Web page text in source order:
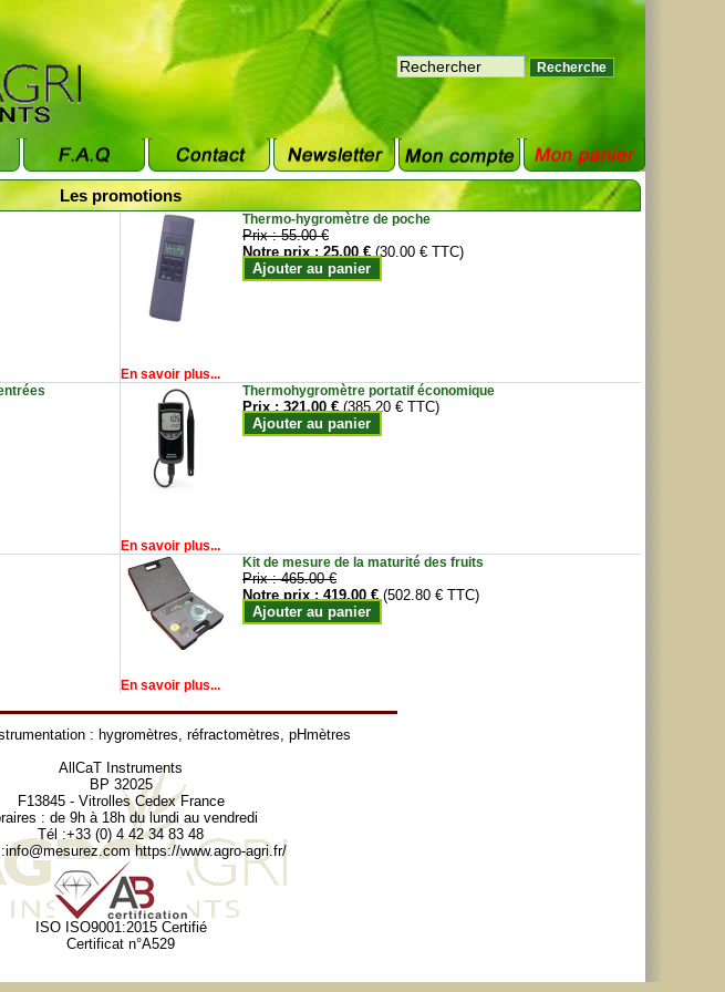
Les promotions
Thermo-hygromètre de poche
Prix :55.00 €
Notre prix :25.00 € (30.00 € TTC)
Ajouter au panier
En savoir plus...
Thermohygromètre portatif économique
Prix :321.00 € (385.20 € TTC)
Ajouter au panier
En savoir plus...
Kit de mesure de la maturité des fruits
Prix :465.00 €
Notre prix :419.00 € (502.80 € TTC)
Ajouter au panier
En savoir plus...
: hygromètres, réfractomètres, pHmètres
AllCaT Instruments
BP 32025
F13845 - Vitrolles Cedex France
: de 9h à 18h du lundi au vendredi
Tél :+33 (0) 4 42 34 83 48
info@mesurez.com https://www.agro-agri.fr/
ISO ISO9001:2015 Certifié
Certificat n°A529